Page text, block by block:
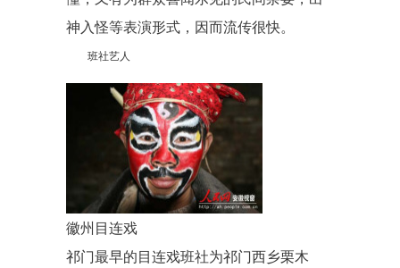
神入怪等表演形式，因而流传很快。
班社艺人
徽州目连戏
祁门最早的目连戏班社为祁门西乡栗木